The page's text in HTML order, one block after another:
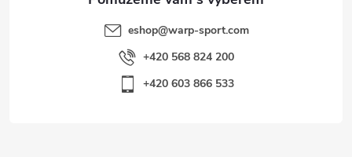
eshop@warp-sport.com
+420 568 824 200
+420 603 866 533